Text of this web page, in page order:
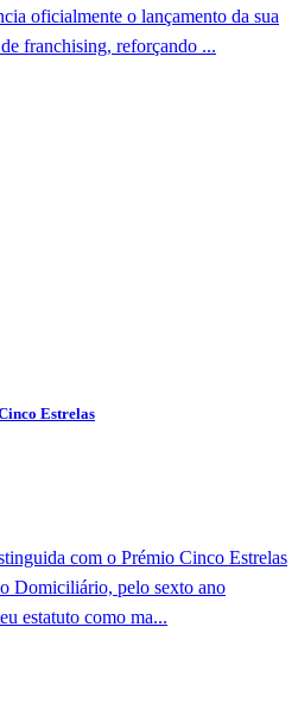
oficialmente o lançamento da sua
franchising, reforçando ...
Estrelas
com o Prémio Cinco Estrelas
Domiciliário, pelo sexto ano
estatuto como ma...